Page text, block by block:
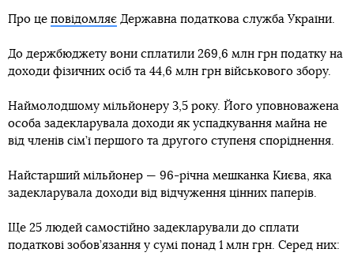
Про це повідомляє Державна податкова служба України.
До держбюджету вони сплатили 269,6 млн грн податку на
доходи фізичних осіб та 44,6 млн грн військового збору.
Наймолодшому мільйонеру 3,5 року. Його уповноважена
особа задекларувала доходи як успадкування майна не
від членів сім’ї першого та другого ступеня споріднення.
Найстарший мільйонер — 96-річна мешканка Києва, яка
задекларувала доходи від відчуження цінних паперів.
Ще 25 людей самостійно задекларували до сплати
податкові зобов’язання у сумі понад 1 млн грн. Серед них: